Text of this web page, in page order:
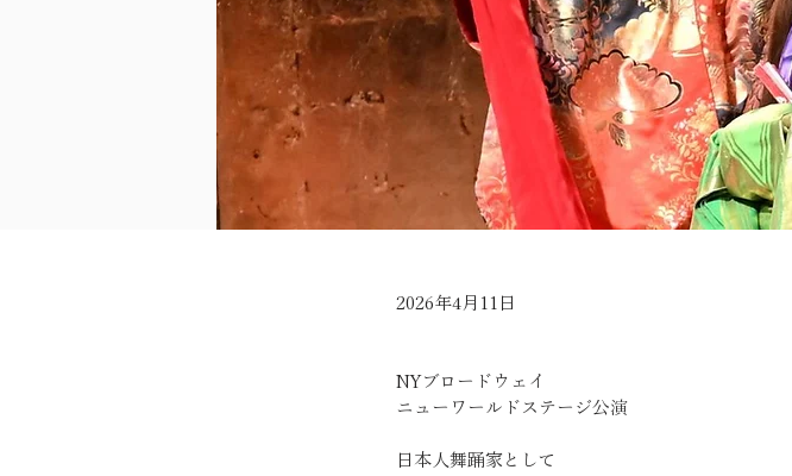
2026年4月11日
NYブロードウェイ
ニューワールドステージ公演
日本人舞踊家として